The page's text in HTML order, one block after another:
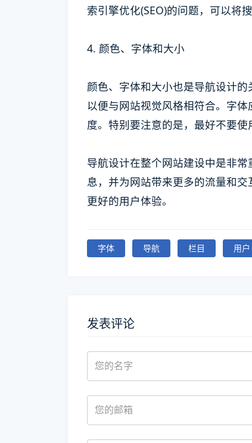
索引擎优化(SEO)的问题，可以将
4. 颜色、字体和大小
颜色、字体和大小也是导航设计的
以便与网站视觉风格相符合。字
度。特别要注意的是，最好不要使
导航设计在整个网站建设中是非
息，并为网站带来更多的流量和
更好的用户体验。
字体 导航 栏目 用户
发表评论